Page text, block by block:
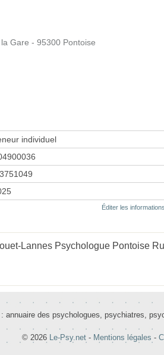
Gare - 95300 Pontoise
individuel
Éditer les
Lannes Psychologue Pontoise
: annuaire des psychologues, psychiatres,
© 2026 Le-Psy.net - Mentions légales -